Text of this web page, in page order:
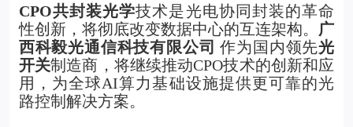
CPO共封装光学技术是光电协同封装的革命
性创新，将彻底改变数据中心的互连架构。 广
西科毅光通信科技有限公司 作为国内领先光
开关制造商，将继续推动CPO技术的创新和应
用，为全球AI算力基础设施提供更可靠的光
路控制解决方案。